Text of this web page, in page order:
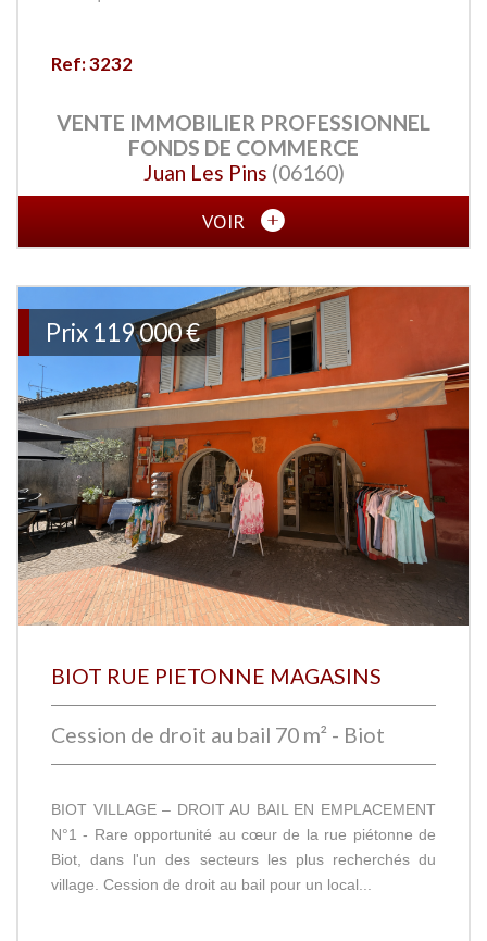
Ref: 3232
VENTE IMMOBILIER PROFESSIONNEL
FONDS DE COMMERCE
Juan Les Pins (06160)
VOIR
Prix 119 000 €
BIOT RUE PIETONNE MAGASINS
Cession de droit au bail 70 m² - Biot
BIOT VILLAGE – DROIT AU BAIL EN EMPLACEMENT
N°1 - Rare opportunité au cœur de la rue piétonne de
Biot, dans l'un des secteurs les plus recherchés du
village. Cession de droit au bail pour un local...